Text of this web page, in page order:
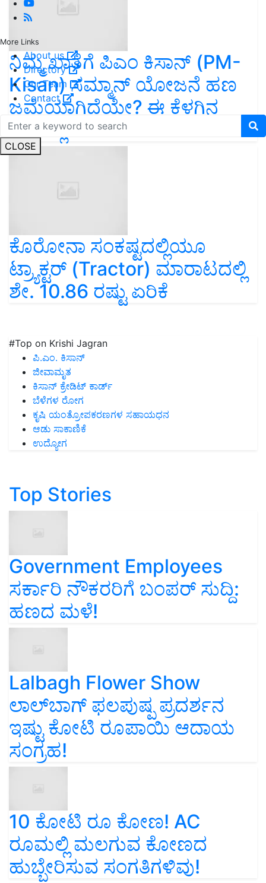
More Links
About us
Directory
Our Team
Contact
CLOSE
ನಿಮ್ಮ ಖಾತೆಗೆ ಪಿಎಂ ಕಿಸಾನ್ (PM-
Kisan) ಸಮ್ಮಾನ್ ಯೋಜನೆ ಹಣ
ಜಮೆಯಾಗಿದೆಯೇ? ಈ ಕೆಳಗಿನ
ಲಿಂಕ್ ಕ್ಲಿಕ್ ಮಾಡಿ
ಕೊರೋನಾ ಸಂಕಷ್ಟದಲ್ಲಿಯೂ
ಟ್ರ್ಯಾಕ್ಟರ್ (Tractor) ಮಾರಾಟದಲ್ಲಿ
ಶೇ. 10.86 ರಷ್ಟು ಏರಿಕೆ
#Top on Krishi Jagran
ಪಿ.ಎಂ. ಕಿಸಾನ್
ಜೀವಾಮೃತ
ಕಿಸಾನ್ ಕ್ರೇಡಿಟ್ ಕಾರ್ಡ್
ಬೆಳೆಗಳ ರೋಗ
ಕೃಷಿ ಯಂತ್ರೋಪಕರಣಗಳ ಸಹಾಯಧನ
ಆಡು ಸಾಕಾಣಿಕೆ
ಉದ್ಯೋಗ
Top Stories
Government Employees
ಸರ್ಕಾರಿ ನೌಕರರಿಗೆ ಬಂಪರ್‌ ಸುದ್ದಿ:
ಹಣದ ಮಳೆ!
Lalbagh Flower Show
ಲಾಲ್‌ಬಾಗ್ ಫಲಪುಷ್ಪ ಪ್ರದರ್ಶನ
ಇಷ್ಟು ಕೋಟಿ ರೂಪಾಯಿ ಆದಾಯ
ಸಂಗ್ರಹ!
10 ಕೋಟಿ ರೂ ಕೋಣ! AC
ರೂಮಲ್ಲಿ ಮಲಗುವ ಕೋಣದ
ಹುಬ್ಬೇರಿಸುವ ಸಂಗತಿಗಳಿವು!